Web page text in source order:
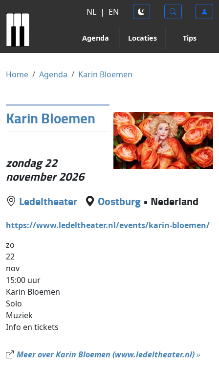
NL | EN
Agenda Locaties Tips
Home Agenda Karin Bloemen
Karin Bloemen
zondag 22
november 2026
Ledeltheater Oostburg • Nederland
https://www.ledeltheater.nl/events/karin-bloemen/
zo
22
nov
15:00 uur
Karin Bloemen
Solo
Muziek
Info en tickets
Meer over Karin Bloemen (www.ledeltheater.nl)»